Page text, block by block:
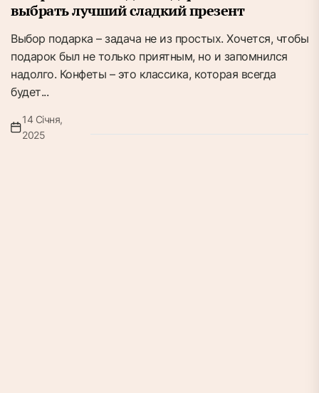
выбрать лучший сладкий презент
Выбор подарка – задача не из простых. Хочется, чтобы
подарок был не только приятным, но и запомнился
надолго. Конфеты – это классика, которая всегда
будет...
14 Січня,
2025